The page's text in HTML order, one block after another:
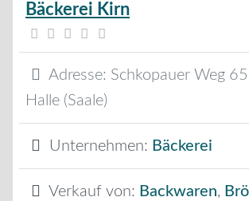
Bäckerei Kirn
Adresse: Schkopauer Weg 65
Halle (Saale)
Unternehmen: Bäckerei
Verkauf von: Backwaren,